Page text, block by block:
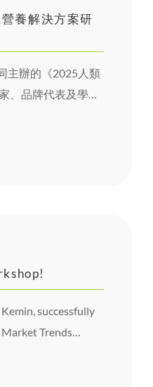
養解決方案研
主辦的《2025人類
、品牌代表及學術
successfully
Trends